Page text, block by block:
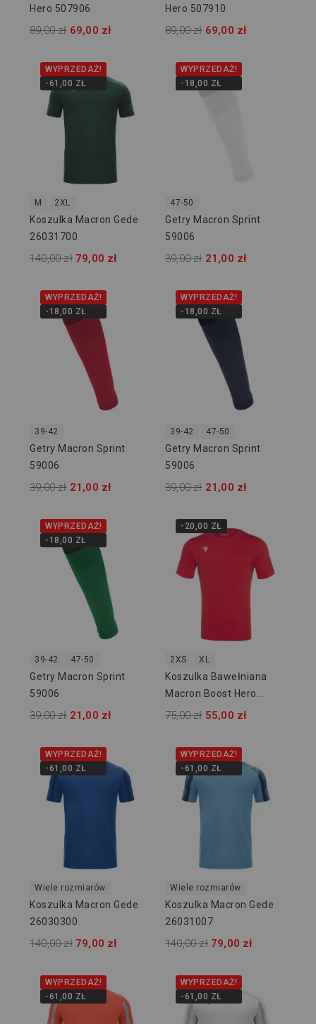
Hero 507906
89,00 zł 69,00 zł
Hero 507910
89,00 zł 69,00 zł
WYPRZEDAŻ!
-61,00 ZŁ
M 2XL
Koszulka Macron Gede
26031700
140,00 zł 79,00 zł
WYPRZEDAŻ!
-18,00 ZŁ
47-50
Getry Macron Sprint
59006
39,00 zł 21,00 zł
WYPRZEDAŻ!
-18,00 ZŁ
39-42
Getry Macron Sprint
59006
39,00 zł 21,00 zł
WYPRZEDAŻ!
-18,00 ZŁ
39-42 47-50
Getry Macron Sprint
59006
39,00 zł 21,00 zł
WYPRZEDAŻ!
-18,00 ZŁ
39-42 47-50
Getry Macron Sprint
59006
39,00 zł 21,00 zł
-20,00 ZŁ
2XS XL
Koszulka Bawełniana
Macron Boost Hero
918702
75,00 zł 55,00 zł
WYPRZEDAŻ!
-61,00 ZŁ
Wiele rozmiarów
Koszulka Macron Gede
26030300
140,00 zł 79,00 zł
WYPRZEDAŻ!
-61,00 ZŁ
Wiele rozmiarów
Koszulka Macron Gede
26031007
140,00 zł 79,00 zł
WYPRZEDAŻ!
-61,00 ZŁ
WYPRZEDAŻ!
-61,00 ZŁ